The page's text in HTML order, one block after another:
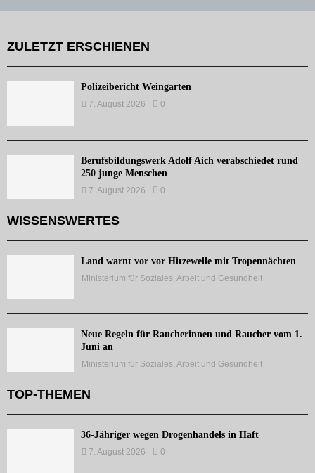
ZULETZT ERSCHIENEN
Polizeibericht Weingarten
7. August 2026 0
Berufsbildungswerk Adolf Aich verabschiedet rund
250 junge Menschen
7. August 2026 0
WISSENSWERTES
Land warnt vor vor Hitzewelle mit Tropennächten
Ministerium für Soziales, Arbeit und Gesundheit
Neue Regeln für Raucherinnen und Raucher vom 1.
Juni an
Ministerium für Soziales, Arbeit und Gesundheit
TOP-THEMEN
36-Jähriger wegen Drogenhandels in Haft
7. August 2026 0